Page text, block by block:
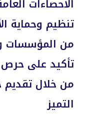
الاحصاءات
تنظيم وحماية
من المؤسسات
تأكيد على حرص
من خلال تقديم
التميز